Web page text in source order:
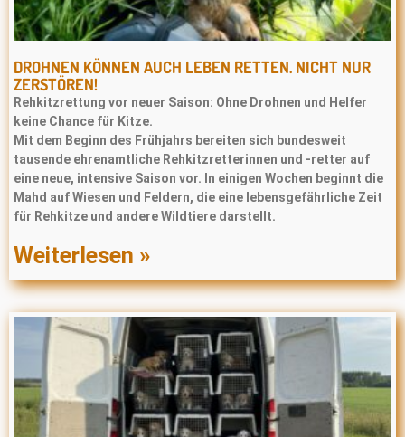
DROHNEN KÖNNEN AUCH LEBEN RETTEN. NICHT NUR
ZERSTÖREN!
Rehkitzrettung vor neuer Saison: Ohne Drohnen und Helfer
keine Chance für Kitze.
Mit dem Beginn des Frühjahrs bereiten sich bundesweit
tausende ehrenamtliche Rehkitzretterinnen und -retter auf
eine neue, intensive Saison vor. In einigen Wochen beginnt die
Mahd auf Wiesen und Feldern, die eine lebensgefährliche Zeit
für Rehkitze und andere Wildtiere darstellt.
Weiterlesen »